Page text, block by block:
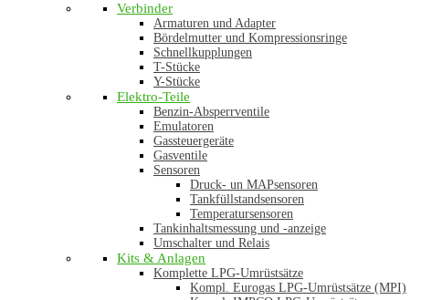
Verbinder
Armaturen und Adapter
Bördelmutter und Kompressionsringe
Schnellkupplungen
T-Stücke
Y-Stücke
Elektro-Teile
Benzin-Absperrventile
Emulatoren
Gassteuergeräte
Gasventile
Sensoren
Druck- un MAPsensoren
Tankfüllstandsensoren
Temperatursensoren
Tankinhaltsmessung und -anzeige
Umschalter und Relais
Kits & Anlagen
Komplette LPG-Umrüstsätze
Kompl. Eurogas LPG-Umrüstsätze (MPI)